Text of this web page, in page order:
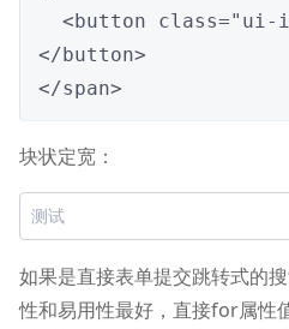
</button>
</span>
块状定宽：
如果是直接表单提交跳转式的
性和易用性最好，直接for属性